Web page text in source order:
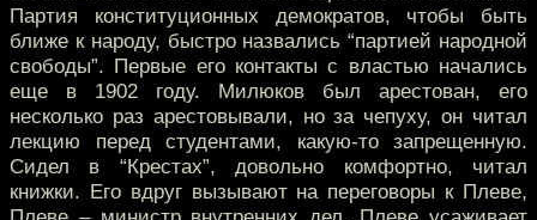
Партия конституционных демократов, чтобы быть
ближе к народу, быстро назвались “партией народной
свободы”. Первые его контакты с властью начались
еще в 1902 году. Милюков был арестован, его
несколько раз арестовывали, но за чепуху, он читал
лекцию перед студентами, какую-то запрещенную.
Сидел в “Крестах”, довольно комфортно, читал
книжки. Его вдруг вызывают на переговоры к Плеве,